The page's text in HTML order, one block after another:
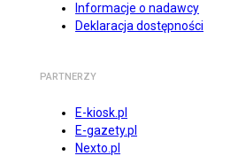
Informacje o nadawcy
Deklaracja dostępności
PARTNERZY
E-kiosk.pl
E-gazety.pl
Nexto.pl